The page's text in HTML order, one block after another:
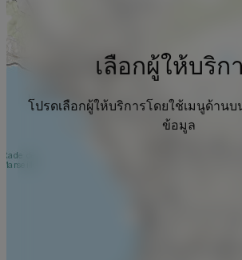
เลือกผู้ให้บริก
โปรดเลือกผู้ให้บริการโดยใช้เมนูด้าน
ข้อมูล